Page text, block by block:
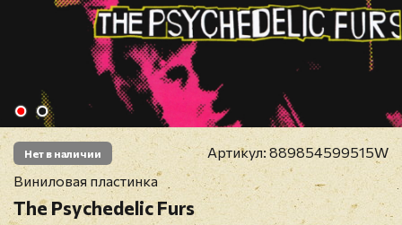
Нет в наличии Артикул: 889854599515W
Виниловая пластинка
The Psychedelic Furs